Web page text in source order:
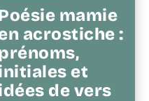
mamie
acrostiche :
et
de vers